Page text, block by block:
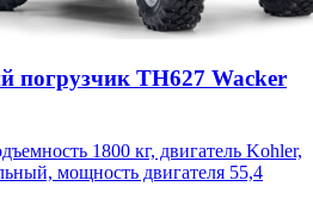
погрузчик TH627 Wacker
1800 кг, двигатель Kohler,
мощность двигателя 55,4